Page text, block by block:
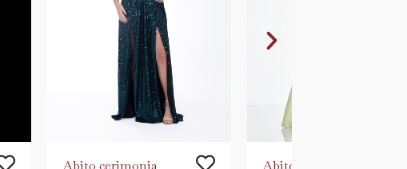
Abito cerimonia Abito cerimonia